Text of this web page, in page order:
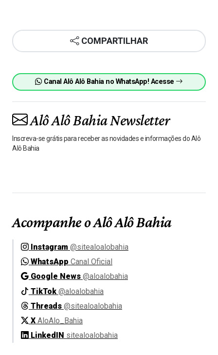
COMPARTILHAR
Canal Alô Alô Bahia no WhatsApp! Acesse
Alô Alô Bahia Newsletter
Inscreva-se grátis para receber as novidades e informações do Alô
Alô Bahia
Acompanhe o Alô Alô Bahia
Instagram @sitealoalobahia
WhatsApp Canal Oficial
Google News @aloalobahia
TikTok @aloalobahia
Threads @sitealoalobahia
X AloAlo_Bahia
LinkedIN sitealoalobahia